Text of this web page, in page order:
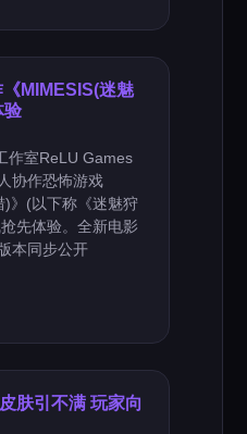
MIMESIS(迷魅
验
作室ReLU Games
协作恐怖游戏
)》(以下称《迷魅狩
先体验。全新电影
本同步公开
肤引不满 玩家向